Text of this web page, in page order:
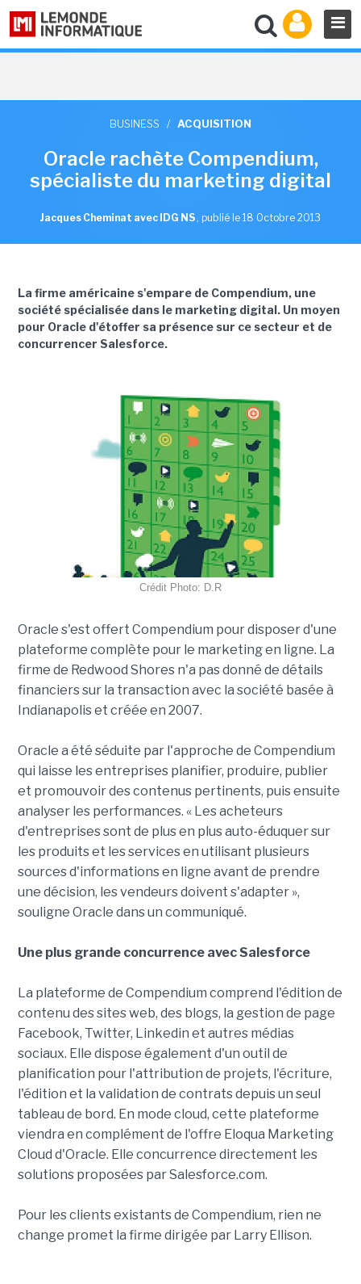
BUSINESS / ACQUISITION
Oracle rachète Compendium,
spécialiste du marketing digital
Jacques Cheminat avec IDG NS , publié le 18 Octobre 2013
La firme américaine s'empare de Compendium, une
société spécialisée dans le marketing digital. Un moyen
pour Oracle d'étoffer sa présence sur ce secteur et de
concurrencer Salesforce.
Crédit Photo: D.R
Oracle s'est offert Compendium pour disposer d'une
plateforme complète pour le marketing en ligne. La
firme de Redwood Shores n'a pas donné de détails
financiers sur la transaction avec la société basée à
Indianapolis et créée en 2007.
Oracle a été séduite par l'approche de Compendium
qui laisse les entreprises planifier, produire, publier
et promouvoir des contenus pertinents, puis ensuite
analyser les performances. « Les acheteurs
d'entreprises sont de plus en plus auto-éduquer sur
les produits et les services en utilisant plusieurs
sources d'informations en ligne avant de prendre
une décision, les vendeurs doivent s'adapter »,
souligne Oracle dans un communiqué.
Une plus grande concurrence avec Salesforce
La plateforme de Compendium comprend l'édition de
contenu des sites web, des blogs, la gestion de page
Facebook, Twitter, Linkedin et autres médias
sociaux. Elle dispose également d'un outil de
planification pour l'attribution de projets, l'écriture,
l'édition et la validation de contrats depuis un seul
tableau de bord. En mode cloud, cette plateforme
viendra en complément de l'offre Eloqua Marketing
Cloud d'Oracle. Elle concurrence directement les
solutions proposées par Salesforce.com.
Pour les clients existants de Compendium, rien ne
change promet la firme dirigée par Larry Ellison.